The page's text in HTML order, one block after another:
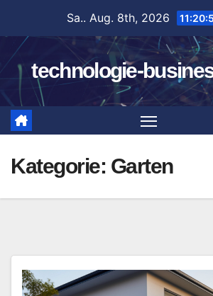
springen
Sa.. Aug. 8th, 2026
technologie-
Kategorie: Garten